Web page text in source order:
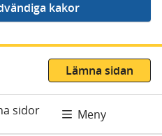
Lämna sidan
sidor Meny